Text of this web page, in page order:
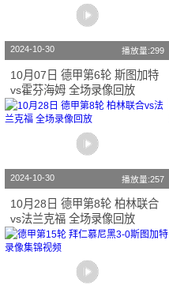
2024-10-30 播放量:299
10月07日 德甲第6轮 斯图加特
vs霍芬海姆 全场录像回放
2024-10-30 播放量:257
10月28日 德甲第8轮 柏林联合
vs法兰克福 全场录像回放